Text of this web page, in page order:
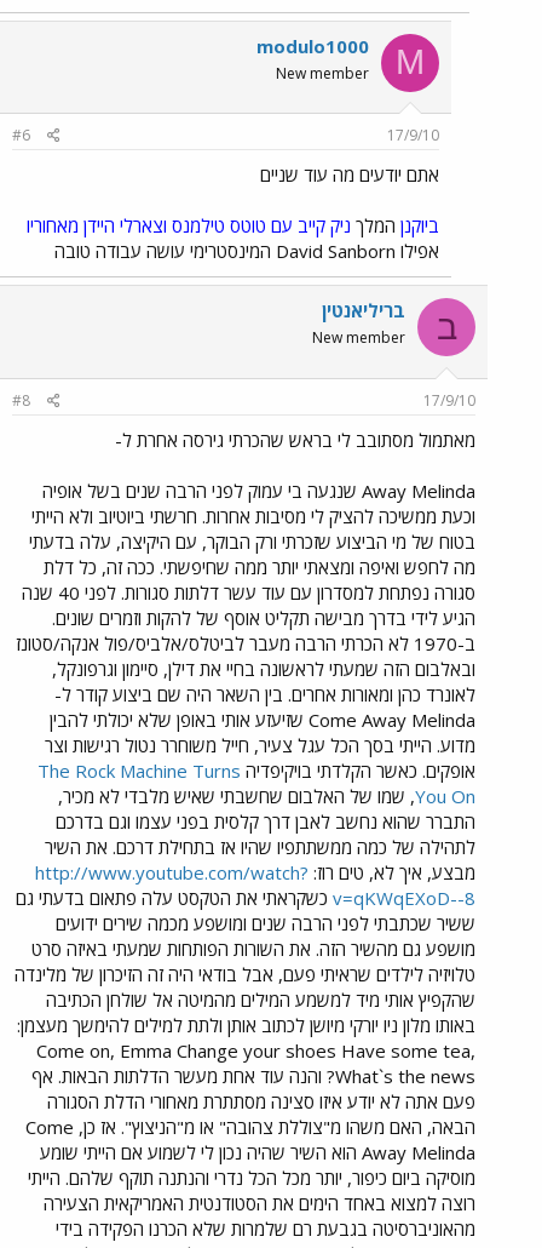
M
modulo1000
New member
17/9/10
#6
אתם יודעים מה עוד שניים
ביוקנן המלך ניק קייב עם טוטס טילמנס וצארלי היידן מאחוריו
אפילו David Sanborn המינסטרימי עושה עבודה טובה
ב בריליאנטין
New member
17/9/10
#8
מאתמול מסתובב לי בראש שהכרתי גירסה אחרת ל-
Away Melinda שנגעה בי עמוק לפני הרבה שנים בשל אופיה
וכעת ממשיכה להציק לי מסיבות אחרות. חרשתי ביוטיוב ולא הייתי
בטוח של מי הביצוע שזכרתי ורק הבוקר, עם היקיצה, עלה בדעתי
מה לחפש ואיפה ומצאתי יותר ממה שחיפשתי. ככה זה, כל דלת
סגורה נפתחת למסדרון עם עוד עשר דלתות סגורות. לפני 40 שנה
הגיע לידי בדרך מבישה תקליט אוסף של להקות וזמרים שונים.
ב-1970 לא הכרתי הרבה מעבר לביטלס/אלביס/פול אנקה/סטונז
ובאלבום הזה שמעתי לראשונה בחיי את דילן, סיימון וגרפונקל,
לאונרד כהן ומאורות אחרים. בין השאר היה שם ביצוע קודר ל-
Come Away Melinda שזיעזע אותי באופן שלא יכולתי להבין
מדוע. הייתי בסך הכל עגל צעיר, חייל משוחרר נטול רגישות וצר
אופקים. כאשר הקלדתי בויקיפדיה The Rock Machine Turns
You On, שמו של האלבום שחשבתי שאיש מלבדי לא מכיר,
התברר שהוא נחשב לאבן דרך קלסית בפני עצמו וגם בדרכם
לתהילה של כמה ממשתתפיו שהיו אז בתחילת דרכם. את השיר
מבצע, איך לא, טים רוז: http://www.youtube.com/watch?
v=qKWqEXoD--8 כשקראתי את הטקסט עלה פתאום בדעתי גם
ששיר שכתבתי לפני הרבה שנים ומושפע מכמה שירים ידועים
מושפע גם מהשיר הזה. את השורות הפותחות שמעתי באיזה סרט
טלויזיה לילדים שראיתי פעם, אבל בודאי היה זה הזיכרון של מלינדה
שהקפיץ אותי מיד למשמע המילים מהמיטה אל שולחן הכתיבה
באותו מלון ניו יורקי מיושן לכתוב אותן ולתת למילים להימשך מעצמן:
Come on, Emma Change your shoes Have some tea,
What`s the news? והנה עוד אחת מעשר הדלתות הבאות. אף
פעם אתה לא יודע איזו סצינה מסתתרת מאחורי הדלת הסגורה
הבאה, האם משהו מ"צוללת צהובה" או מ"הניצוץ". אז כן, Come
Away Melinda הוא השיר שהיה נכון לי לשמוע אם הייתי שומע
מוסיקה ביום כיפור, יותר מכל הכל נדרי והנתנה תוקף שלהם. הייתי
רוצה למצוא באחד הימים את הסטודנטית האמריקאית הצעירה
מהאוניברסיטה בגבעת רם שלמרות שלא הכרנו הפקידה בידי